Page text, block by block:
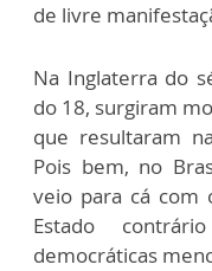
de livre
Na Inglaterra do
do 18, surgiram
que resultaram
Pois bem, no
veio para cá
Estado
democráticas